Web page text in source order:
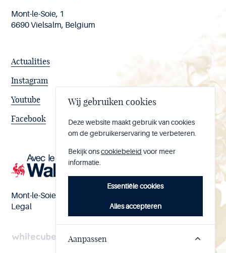
Mont-le-Soie nº BE 0473.065.733
Legal
Mont-le-Soie, 1
6690 Vielsalm, Belgium
Facebook
Youtube
Instagram
Actualities
Handcrafted
Wij gebruiken cookies
Deze website maakt gebruik van cookies
om de gebruikerservaring te verbeteren.
Bekijk onscookiebeleid voor meer
informatie.
Essentiële cookies
Alles accepteren
Aanpassen